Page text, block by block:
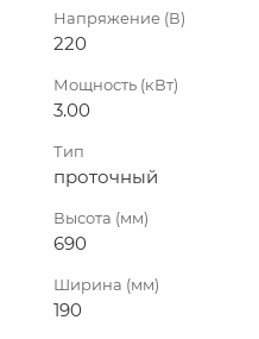
Напряжение (В)
220
Мощность (кВт)
3.00
Тип
проточный
Высота (мм)
690
Ширина (мм)
190